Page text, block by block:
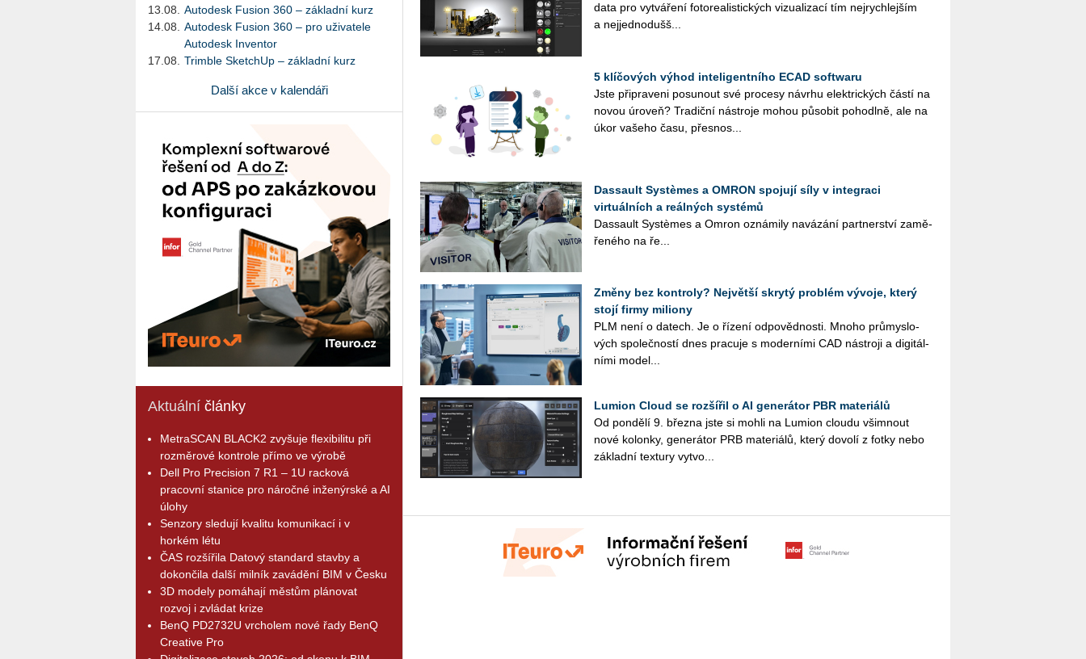
13.08.
Autodesk Fusion 360 – základní kurz
14.08.
Autodesk Fusion 360 – pro uživatele
Autodesk Inventor
17.08.
Trimble SketchUp – základní kurz
Další akce v kalendáři
Aktuální články
MetraSCAN BLACK2 zvyšuje flexibilitu při
rozměrové kontrole přímo ve výrobě
Dell Pro Precision 7 R1 – 1U racková
pracovní stanice pro náročné inženýrské a AI
úlohy
Senzory sledují kvalitu komunikací i v
horkém létu
ČAS rozšířila Datový standard stavby a
dokončila další milník zavádění BIM v Česku
3D modely pomáhají městům plánovat
rozvoj i zvládat krize
BenQ PD2732U vrcholem nové řady BenQ
Creative Pro
data pro vy­tvá­ře­ní fo­to­re­a­lis­tic­kých vi­zu­a­li­za­cí tím nej­rych­lej­ším
a nej­jed­no­duš­š...
5 klíčových výhod inteligentního ECAD softwaru
Jste při­pra­ve­ni po­su­nout své pro­ce­sy ná­vr­hu elek­tric­kých částí na
novou úroveň? Tra­dič­ní ná­stro­je mohou pů­so­bit po­ho­dl­ně, ale na
úkor va­še­ho času, přes­nos...
Dassault Systèmes a OMRON spojují síly v integraci
virtuálních a reálných systémů
Das­sault Sys­tè­mes a Om­ron ozná­mi­ly na­vá­zá­ní part­ner­ství za­mě­
ře­né­ho na ře­...
Změny bez kontroly? Největší skrytý problém vývoje, který
stojí firmy miliony
PLM není o datech. Je o řízení odpovědnosti. Mnoho prů­mys­lo­
vých spo­leč­nos­tí dnes pra­cu­je s mo­der­ní­mi CAD ná­stro­ji a di­gi­tál­
ní­mi mo­de­l...
Lumion Cloud se rozšířil o AI generátor PBR materiálů
Od pon­dě­lí 9. břez­na jste si mohli na Lu­mi­on clou­du všim­nout
nové ko­lon­ky, ge­ne­rá­tor PRB ma­te­ri­á­lů, který do­vo­lí z fotky nebo
zá­klad­ní tex­tu­ry vy­tvo­...